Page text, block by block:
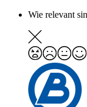
Wie relevant